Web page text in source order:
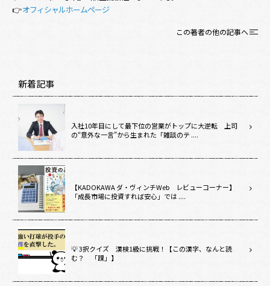
👉オフィシャルホームページ
この著者の他の記事へ
新着記事
入社10年目にして最下位の営業がトップに大逆転 上司
の“意外な一言”から生まれた「雑談のテ ....
【KADOKAWA ダ・ヴィンチWeb レビューコーナー】
「成長市場に投資すれば安心」では ....
💡 3択クイズ 漢検1級に挑戦！【この漢字、なんと読
む？ 「踝」】